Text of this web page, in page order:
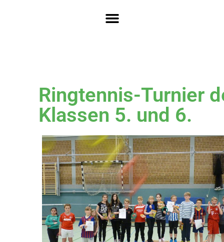
Ringtennis-Turnier
Klassen 5. und 6.